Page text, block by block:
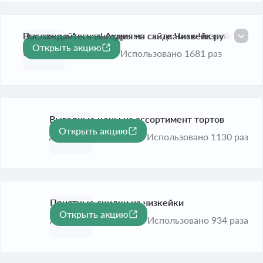
Выгодно в Август! Акция на сайте Чизкейк ру
Истекает завтра
Наслаждайтесь выгодными скидками в Чизкейк ру!
Открыть акцию
Использовано 1681 раз
-20%
Выгодные цены на ассортимент тортов
До 31 дек. 2026
Открыть акцию
Использовано 1130 раз
-20%
Приятные скидки на чизкейки
До 31 дек. 2026
Открыть акцию
Использовано 934 раза